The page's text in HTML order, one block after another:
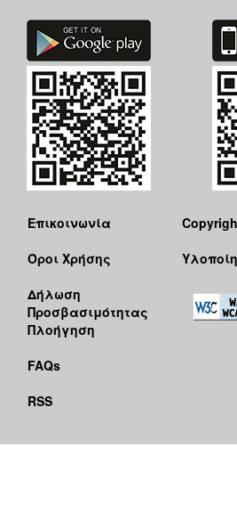
Επικοινωνία
Όροι Χρήσης
Δήλωση
Προσβασιμότητας
Πλοήγηση
FAQs
RSS